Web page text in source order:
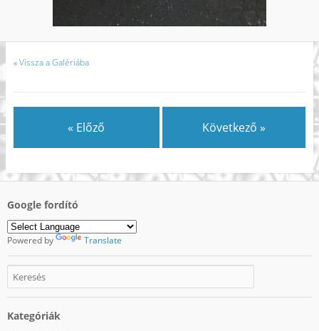
«Vissza a Galériába
« Előző Következő »
Google fordító
Powered by Translate
Kategóriák